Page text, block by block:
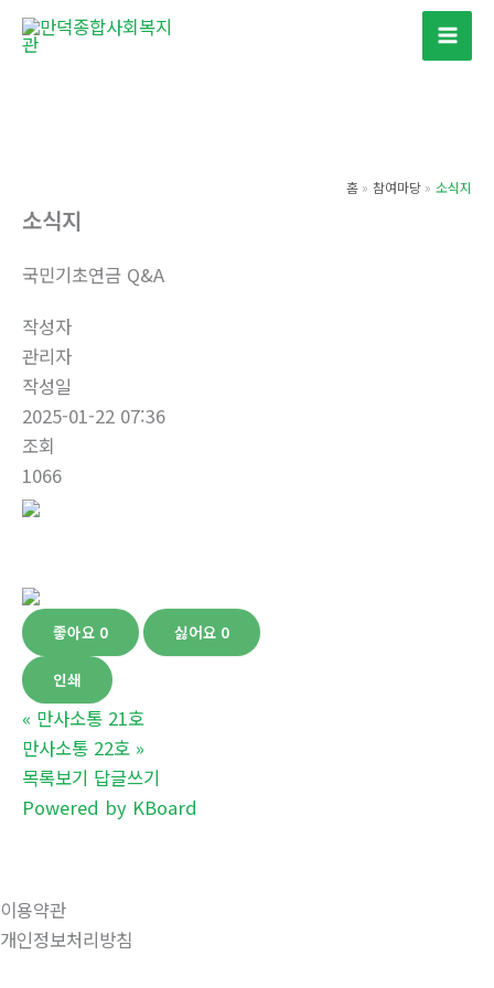
홈 참여마당 소식지
소식지
국민기초연금 Q&A
작성자
관리자
작성일
2025-01-22 07:36
조회
1066
좋아요 0 싫어요 0
인쇄
« 만사소통 21호
만사소통 22호 »
목록보기 답글쓰기
Powered by KBoard
이용약관
개인정보처리방침